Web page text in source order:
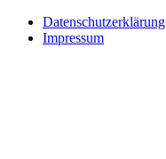
Datenschutzerklärung
Impressum